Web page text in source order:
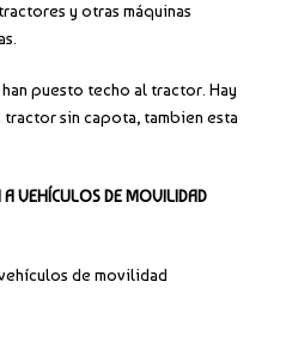
y otras máquinas
puesto techo al tractor. Hay
tractor sin capota, tambien esta
A VEHÍCULOS DE MOVILIDAD
de movilidad